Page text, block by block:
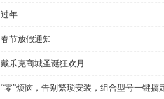
过年
春节放假通知
戴乐克商城圣诞狂欢月
“零”烦恼，告别繁琐安装，组合型号一键搞